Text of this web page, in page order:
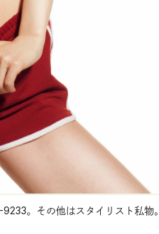
。その他はスタイリスト私物。